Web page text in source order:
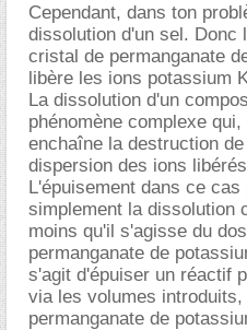
Cependant, dans ton
dissolution d'un sel. Donc
cristal de permanganate
libère les ions potassium
La dissolution d'un
phénomène complexe
enchaîne la destruction
dispersion des ions
L'épuisement dans ce
simplement la dissolution
moins qu'il s'agisse du
permanganate de
s'agit d'épuiser un réactif
via les volumes
permanganate de